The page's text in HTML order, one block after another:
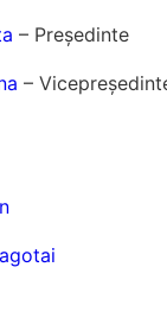
– Preşedinte
–